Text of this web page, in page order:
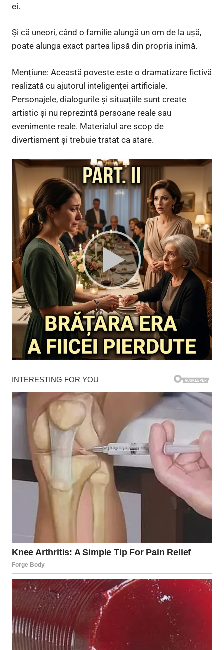
ei.
Și că uneori, când o familie alungă un om de la ușă,
poate alunga exact partea lipsă din propria inimă.
Mențiune: Această poveste este o dramatizare fictivă
realizată cu ajutorul inteligenței artificiale.
Personajele, dialogurile și situațiile sunt create
artistic și nu reprezintă persoane reale sau
evenimente reale. Materialul are scop de
divertisment și trebuie tratat ca atare.